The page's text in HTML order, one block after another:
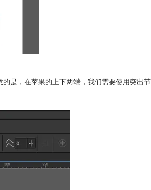
是，在苹果的上下两端，我们需要使用突出节